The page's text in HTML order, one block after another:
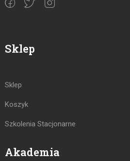
Sklep
Sklep
Koszyk
Szkolenia Stacjonarne
Akademia